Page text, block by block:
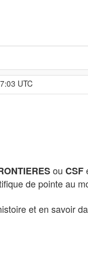
UTC
ou CSF
de pointe au
et en savoir